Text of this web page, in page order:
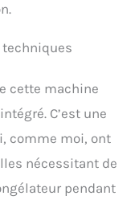
cette machine
C’est une
comme moi, ont
nécessitant de
pendant